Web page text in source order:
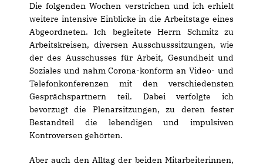
Die folgenden Wochen verstrichen und ich erhielt
weitere intensive Einblicke in die Arbeitstage eines
Abgeordneten. Ich begleitete Herrn Schmitz zu
Arbeitskreisen, diversen Ausschusssitzungen, wie
der des Ausschusses für Arbeit, Gesundheit und
Soziales und nahm Corona-konform an Video- und
Telefonkonferenzen mit den verschiedensten
Gesprächspartnern teil. Dabei verfolgte ich
bevorzugt die Plenarsitzungen, zu deren fester
Bestandteil die lebendigen und impulsiven
Kontroversen gehörten.
Aber auch den Alltag der beiden Mitarbeiterinnen,